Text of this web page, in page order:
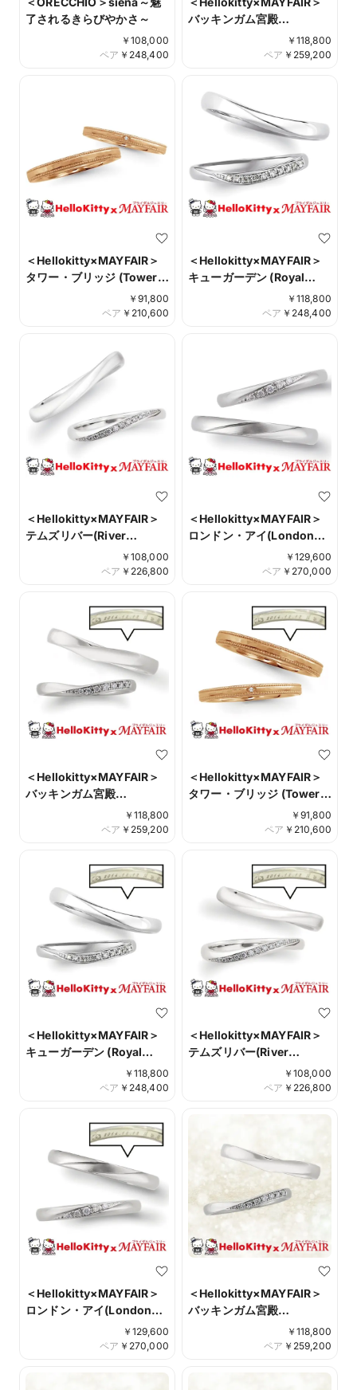
了されるきらびやかさ～
￥ 108,000
￥ 248,400
ペア
バッキンガム宮殿
(Buckingham Palace)
￥ 118,800
￥ 259,200
ペア
＜Hellokitty×MAYFAIR＞
タワー・ブリッジ (Tower
￥ 91,800
￥ 210,600
ペア
＜Hellokitty×MAYFAIR＞
キューガーデン (Royal
Botanic Gardens, Kew)
￥ 118,800
￥ 248,400
ペア
＜Hellokitty×MAYFAIR＞
テムズリバー(River
￥ 108,000
￥ 226,800
ペア
＜Hellokitty×MAYFAIR＞
ロンドン・アイ(London
￥ 129,600
￥ 270,000
ペア
＜Hellokitty×MAYFAIR＞
バッキンガム宮殿
(Buckingham Palace)
￥ 118,800
￥ 259,200
ペア
＜Hellokitty×MAYFAIR＞
タワー・ブリッジ (Tower
￥ 91,800
￥ 210,600
ペア
＜Hellokitty×MAYFAIR＞
キューガーデン (Royal
Botanic Gardens, Kew)
￥ 118,800
￥ 248,400
ペア
＜Hellokitty×MAYFAIR＞
テムズリバー(River
￥ 108,000
￥ 226,800
ペア
＜Hellokitty×MAYFAIR＞
ロンドン・アイ(London
￥ 129,600
￥ 270,000
ペア
＜Hellokitty×MAYFAIR＞
バッキンガム宮殿
(Buckingham Palace)
￥ 118,800
￥ 259,200
ペア